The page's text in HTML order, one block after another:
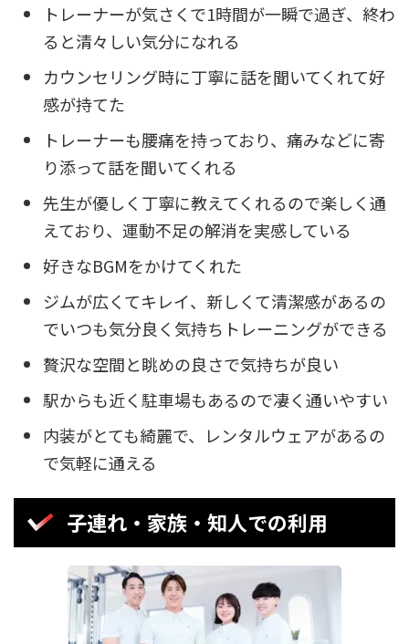
トレーナーが気さくで1時間が一瞬で過ぎ、終わ
ると清々しい気分になれる
カウンセリング時に丁寧に話を聞いてくれて好
感が持てた
トレーナーも腰痛を持っており、痛みなどに寄
り添って話を聞いてくれる
先生が優しく丁寧に教えてくれるので楽しく通
えており、運動不足の解消を実感している
好きなBGMをかけてくれた
ジムが広くてキレイ、新しくて清潔感があるの
でいつも気分良く気持ちトレーニングができる
贅沢な空間と眺めの良さで気持ちが良い
駅からも近く駐車場もあるので凄く通いやすい
内装がとても綺麗で、レンタルウェアがあるの
で気軽に通える
子連れ・家族・知人での利用